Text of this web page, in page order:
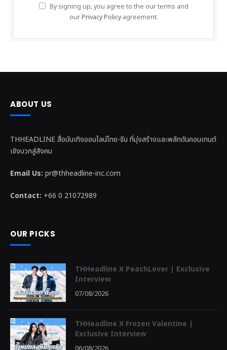
By signing up, you agree to the our terms and
ourPrivacy Policyagreement.
ABOUT US
THHEADLINE สื่อบันเทิงออนไลน์ไทย-จีน ที่มุ่งสร้างและพลักดันคอนเทนต์
เชิงบวกสู่สังคม
Email Us: pr@thheadline-inc.com
Contact: +66 0 21072989
OUR PICKS
THHeadline X PeachLover | Exclusive
Interview
07/08/2026
THHeadline X Frozen Valentine |
Exclusive Interview